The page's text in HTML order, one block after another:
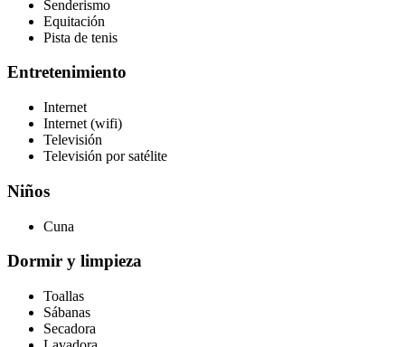
Senderismo
Equitación
Pista de tenis
Entretenimiento
Internet
Internet (wifi)
Televisión
Televisión por satélite
Niños
Cuna
Dormir y limpieza
Toallas
Sábanas
Secadora